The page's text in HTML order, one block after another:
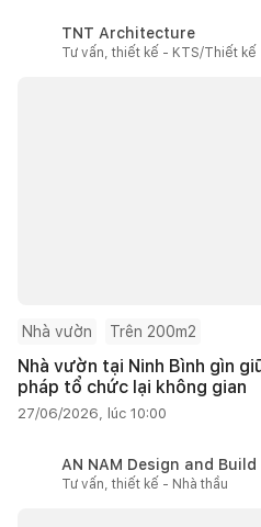
TNT Architecture
Tư vấn, thiết kế - KTS/Thiết kế
Nhà vườn Trên 200m2
Nhà vườn tại Ninh Bình gìn
pháp tổ chức lại không gian
27/06/2026, lúc 10:00
AN NAM Design and Build
Tư vấn, thiết kế - Nhà thầu